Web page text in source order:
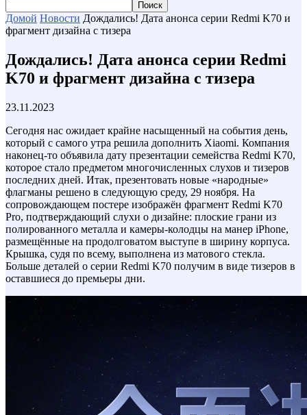
Домой Новости Дождались! Дата анонса серии Redmi K70 и
фрагмент дизайна с тизера
Дождались! Дата анонса серии Redmi
K70 и фрагмент дизайна с тизера
23.11.2023
Сегодня нас ожидает крайне насыщенный на события день,
который с самого утра решила дополнить Xiaomi. Компания
наконец-то объявила дату презентации семейства Redmi K70,
которое стало предметом многочисленных слухов и тизеров
последних дней. Итак, презентовать новые «народные»
флагманы решено в следующую среду, 29 ноября. На
сопровождающем постере изображён фрагмент Redmi K70
Pro, подтверждающий слухи о дизайне: плоские грани из
полированного металла и камеры-колодцы на манер iPhone,
размещённые на продолговатом выступе в ширину корпуса.
Крышка, судя по всему, выполнена из матового стекла.
Больше деталей о серии Redmi K70 получим в виде тизеров в
оставшиеся до премьеры дни.